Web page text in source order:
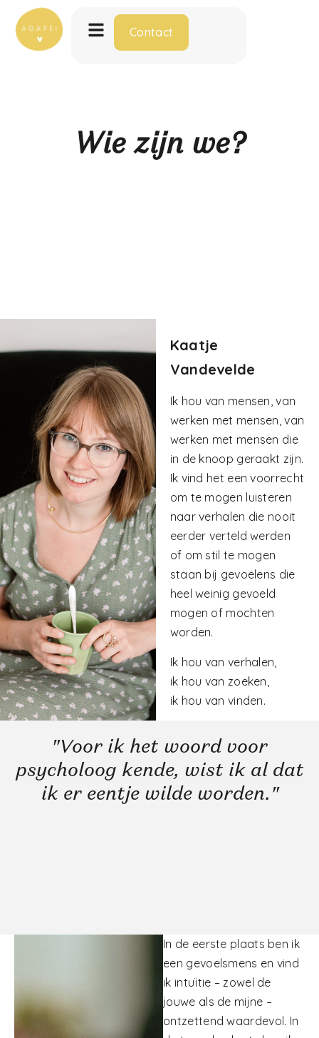
Contact
Wie zijn we?
Kaatje
Vandevelde
Ik hou van mensen, van
werken met mensen, van
werken met mensen die
in de knoop geraakt zijn.
Ik vind het een voorrecht
om te mogen luisteren
naar verhalen die nooit
eerder verteld werden
of om stil te mogen
staan bij gevoelens die
heel weinig gevoeld
mogen of mochten
worden.
Ik hou van verhalen,
ik hou van zoeken,
ik hou van vinden.
"Voor ik het woord voor
psycholoog kende, wist ik al dat
ik er eentje wilde worden."
In de eerste plaats ben ik
een gevoelsmens en vind
ik intuïtie – zowel de
jouwe als de mijne –
ontzettend waardevol. In